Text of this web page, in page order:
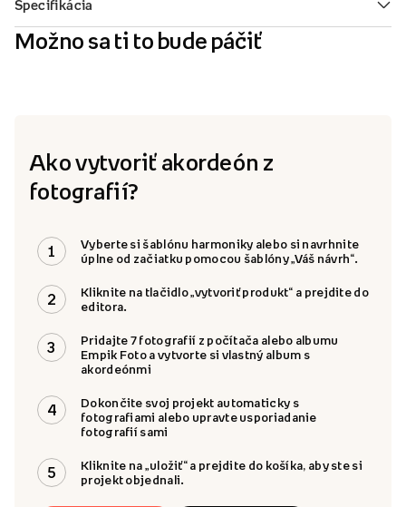
Možno sa ti to bude páčiť
Ako vytvoriť akordeón z
fotografií?
1
Vyberte si šablónu harmoniky alebo si navrhnite
úplne od začiatku pomocou šablóny „Váš návrh“.
2
Kliknite na tlačidlo „vytvoriť produkt“ a prejdite do
editora.
3
Pridajte 7 fotografií z počítača alebo albumu
Empik Foto a vytvorte si vlastný album s
akordeónmi
4
Dokončite svoj projekt automaticky s
fotografiami alebo upravte usporiadanie
fotografií sami
5
Kliknite na „uložiť“ a prejdite do košíka, aby ste si
projekt objednali.